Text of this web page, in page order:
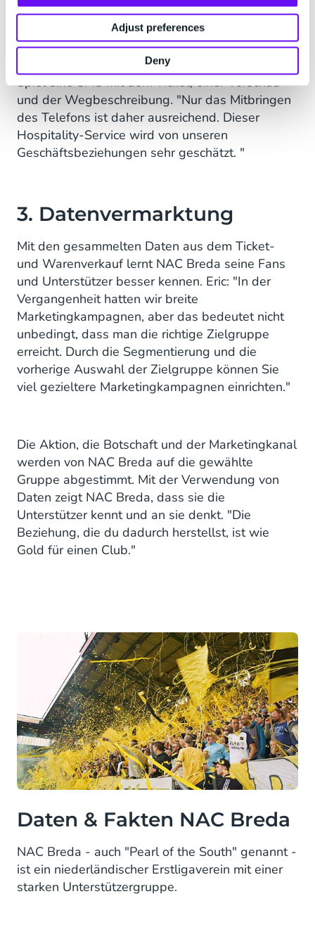
Adjust preferences
Deny
aber es gibt ein digitales Ticket mit einem
persönlichen QR-Code." Dieses Ticket wird dem
Teilnehmer rechtzeitig per E-Mail zugestellt. Als
zusätzlichen Service erhält er einen Tag vor dem
Spiel eine SMS mit dem Ticket, einer Vorschau
und der Wegbeschreibung. "Nur das Mitbringen
des Telefons ist daher ausreichend. Dieser
Hospitality-Service wird von unseren
Geschäftsbeziehungen sehr geschätzt. "
3. Datenvermarktung
Mit den gesammelten Daten aus dem Ticket-
und Warenverkauf lernt NAC Breda seine Fans
und Unterstützer besser kennen. Eric: "In der
Vergangenheit hatten wir breite
Marketingkampagnen, aber das bedeutet nicht
unbedingt, dass man die richtige Zielgruppe
erreicht. Durch die Segmentierung und die
vorherige Auswahl der Zielgruppe können Sie
viel gezieltere Marketingkampagnen einrichten."
Die Aktion, die Botschaft und der Marketingkanal
werden von NAC Breda auf die gewählte
Gruppe abgestimmt. Mit der Verwendung von
Daten zeigt NAC Breda, dass sie die
Unterstützer kennt und an sie denkt. "Die
Beziehung, die du dadurch herstellst, ist wie
Gold für einen Club."
Daten & Fakten NAC Breda
NAC Breda - auch "Pearl of the South" genannt -
ist ein niederländischer Erstligaverein mit einer
starken Unterstützergruppe.